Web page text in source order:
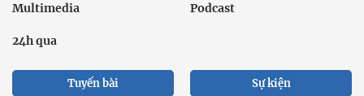
Multimedia Podcast
24h qua
Tuyến bài Sự kiện